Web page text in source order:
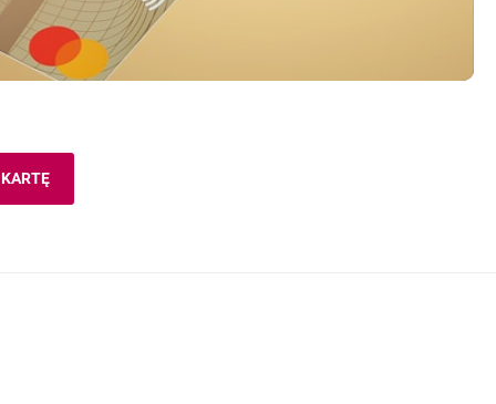
SIĘ W NOWEJ KARCIE